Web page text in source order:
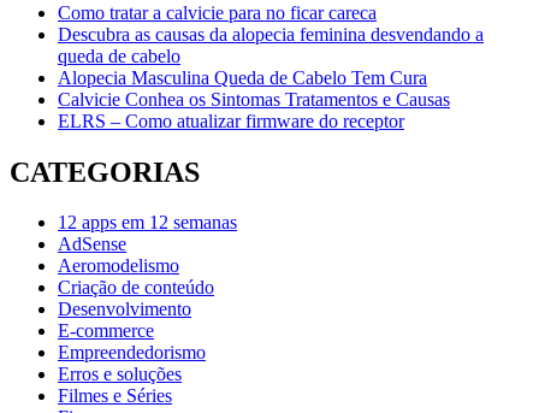
Como tratar a calvicie para no ficar careca
Descubra as causas da alopecia feminina desvendando a
queda de cabelo
Alopecia Masculina Queda de Cabelo Tem Cura
Calvicie Conhea os Sintomas Tratamentos e Causas
ELRS – Como atualizar firmware do receptor
CATEGORIAS
12 apps em 12 semanas
AdSense
Aeromodelismo
Criação de conteúdo
Desenvolvimento
E-commerce
Empreendedorismo
Erros e soluções
Filmes e Séries